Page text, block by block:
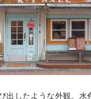
出したような外観。水